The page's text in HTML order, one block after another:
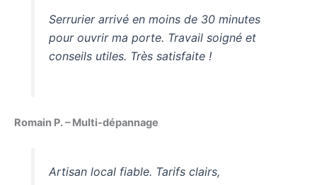
Serrurier arrivé en moins de 30 minutes
pour ouvrir ma porte. Travail soigné et
conseils utiles. Très satisfaite !
Romain P. – Multi-dépannage
Artisan local fiable. Tarifs clairs,